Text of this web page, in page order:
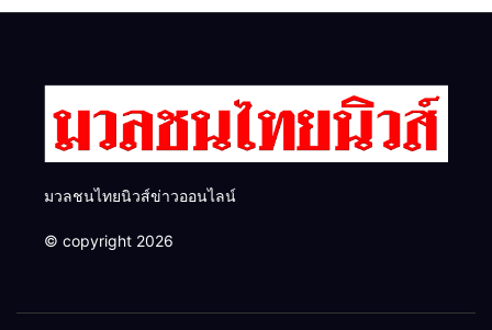
มวลชนไทยนิวส์ข่าวออนไลน์
© copyright 2026